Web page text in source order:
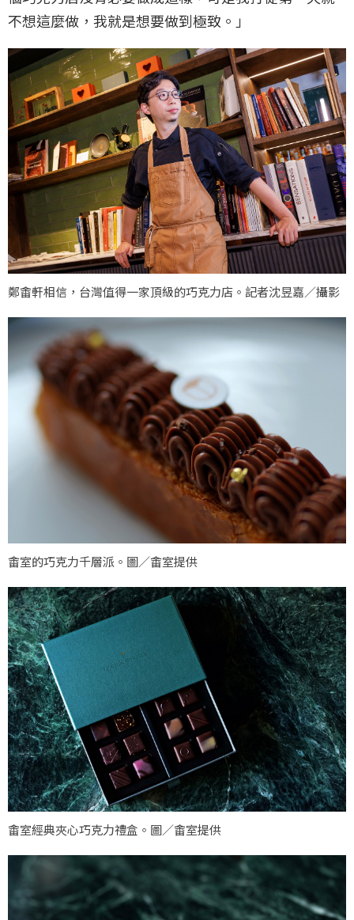
不想這麼做，我就是想要做到極致。」
鄭畬軒相信，台灣值得一家頂級的巧克力店。記者沈昱嘉／攝影
畬室的巧克力千層派。圖／畬室提供
畬室經典夾心巧克力禮盒。圖／畬室提供